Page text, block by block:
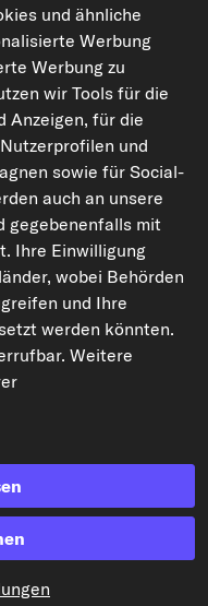
carpardoo.fr
Datenbank, dürfen
Verbreitung der Daten und
TecAlliance und/oder die
verboten. Jegliche
Verletzung des Urheberrechts
entsprechen dem Wegfall der
€.
und ähnliche
Werbung
Werbung zu
wir Tools für die
Anzeigen, für die
und
sowie für Social-
auch an unsere
gegebenenfalls mit
Ihre Einwilligung
wobei Behörden
und Ihre
werden könnten.
Weitere